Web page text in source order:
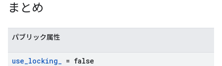
まとめ
パブリック属性
use_locking_ = false